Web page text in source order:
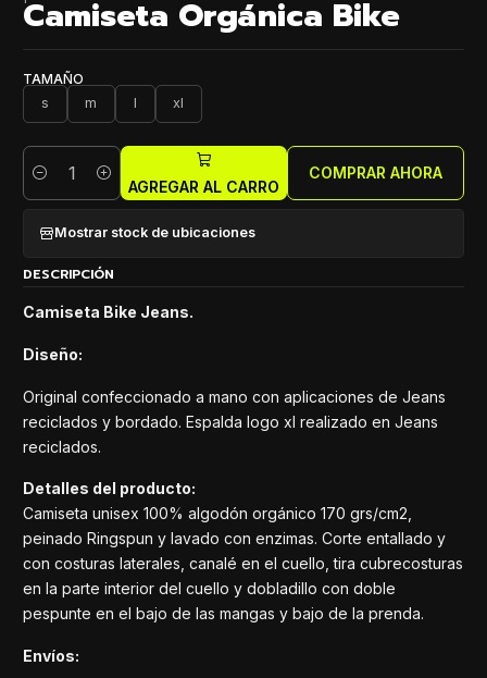
Camiseta Orgánica Bike
TAMAÑO
s
m l xl
Cantidad AGREGAR AL CARRO
COMPRAR AHORA
Mostrar stock de ubicaciones
DESCRIPCIÓN
Camiseta Bike Jeans.
Diseño:
Original confeccionado a mano con aplicaciones de Jeans
reciclados y bordado. Espalda logo xl realizado en Jeans
reciclados.
Detalles del producto:
Camiseta unisex 100% algodón orgánico 170 grs/cm2,
peinado Ringspun y lavado con enzimas. Corte entallado y
con costuras laterales, canalé en el cuello, tira cubrecosturas
en la parte interior del cuello y dobladillo con doble
pespunte en el bajo de las mangas y bajo de la prenda.
Envíos: